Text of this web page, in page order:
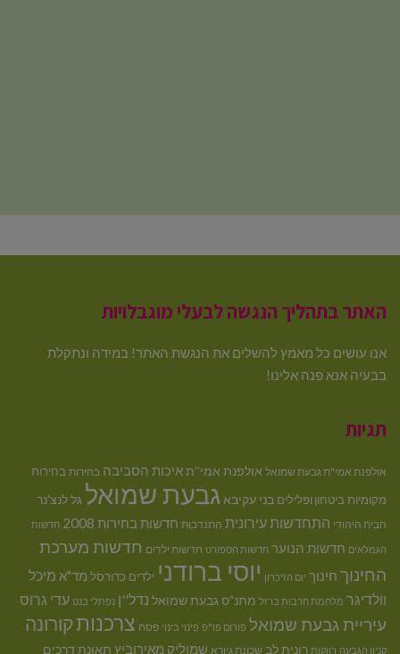
האתר בתהליך הנגשה לבעלי מוגבלויות
אנו עושים כל מאמץ להשלים את הנגשת האתר! במידה ונתקלת
בבעיה אנא פנה אלינו!
תגיות
אולפנת אמי"ת גבעת שמואל אולפנת אמי''תאיכות הסביבה בחירות בחירות
מקומיות ביטחון ופלילים בני עקיבא גבעת שמואל גל לנצ'נר
הבית היהודי התחדשות עירונית התנדבות חדשות בחירות 2008 חדשות
הגמלאים חדשות הנוער חדשות הספורט חדשות ילדים חדשות מערכת
החינוך חינוך יום הזיכרון יוסי ברודני ילדים כדורסל מד"א מיכל
וולדיגר מלחמת חרבות ברזל מתנ"ס גבעת שמואל נדל''ן נפתלי בנט עדי גרוס
עיריית גבעת שמואל פורום פו"פ פינוי בינוי פסח צרכנותקורונה
קניון הגבעה רווקות רונית לב שכונת גיורא שמוליק מאירוביץ תאונת דרכים